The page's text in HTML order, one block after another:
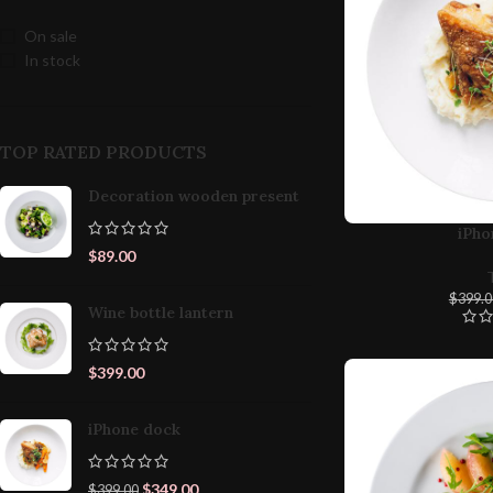
On sale
In stock
TOP RATED PRODUCTS
Decoration wooden present
$89.00
Wine bottle lantern
$399.00
iPhone dock
$